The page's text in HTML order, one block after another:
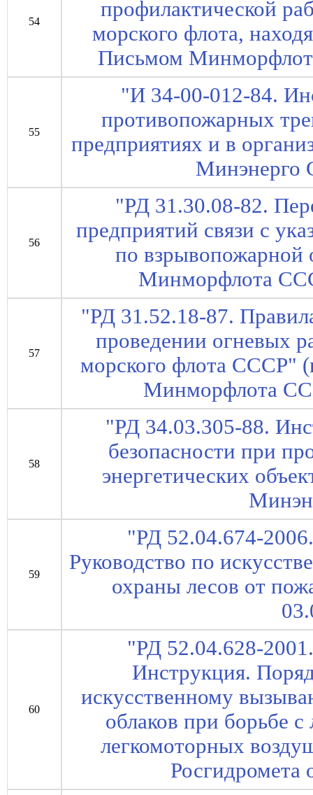
54
профилактической
морского флота,
Письмом
55
"И 34-00-012-84.
противопожарных
предприятиях и в
Минэнерго
56
"РД 31.30.08-82.
предприятий связи с
по взрывопожарной
Минморфлота
57
"РД 31.52.18-87.
проведении огневых
морского флота СССР"
Минморфлота
58
"РД 34.03.305-88.
безопасности при
энергетических
59
"РД 52.04.674-
Руководство по
охраны лесов от
60
"РД 52.04.628-
Инструкция.
искусственному
облаков при борьбе
легкомоторных
Росгидромета